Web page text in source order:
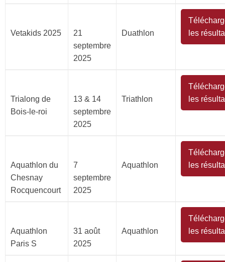
Vetakids 2025
21
septembre
2025
Duathlon
les
Trialong de
Bois-le-roi
13 & 14
septembre
2025
Triathlon
les
Aquathlon du
Chesnay
Rocquencourt
7
septembre
2025
Aquathlon
les
Aquathlon
Paris S
31 août
2025
Aquathlon
les